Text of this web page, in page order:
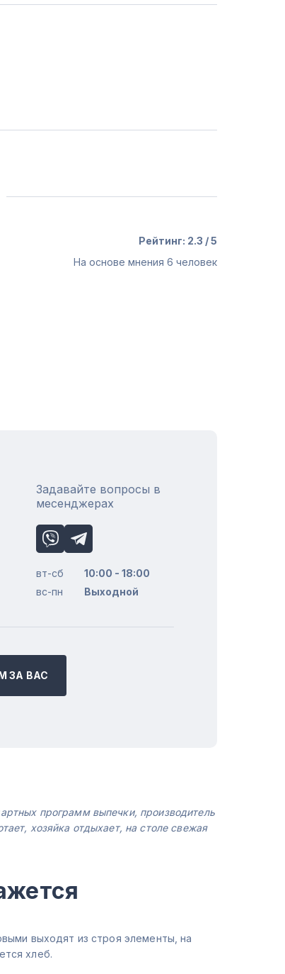
Рейтинг: 2.3 / 5
На основе мнения 6 человек
Задавайте вопросы в
месенджерах
вт-сб
10:00 - 18:00
вс-пн
Выходной
ЗА ВАС
программ выпечки, производитель
хозяйка отдыхает, на столе свежая
выходят из строя элементы, на
хлеб.